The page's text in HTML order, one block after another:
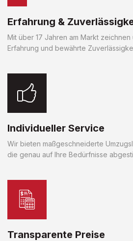
Erfahrung &
Mit über 17 Jahren am Markt zeichnen
Erfahrung und bewährte
Individueller Service
Wir bieten maßgeschneiderte
die genau auf Ihre Bedürfnisse
Transparente Preise